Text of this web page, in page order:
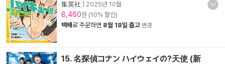
集英社
2025년 10월
8,460원 (10% 할인)
택배로 주문하면 8월 18일 출고 변경
15. 名探偵コナン ハイウェイの?天使 (新